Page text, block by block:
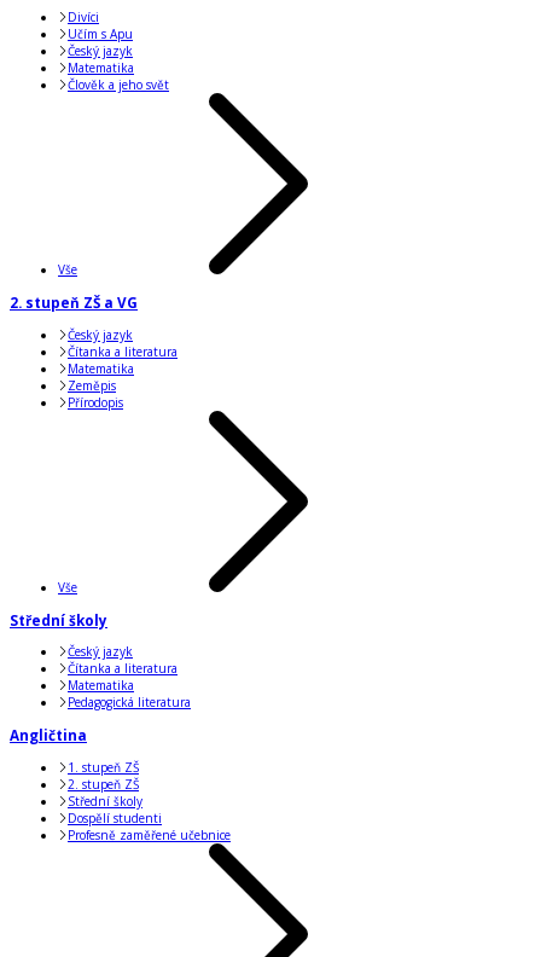
Divíci
Učím s Apu
Český jazyk
Matematika
Člověk a jeho svět
Vše
2. stupeň ZŠ a VG
Český jazyk
Čítanka a literatura
Matematika
Zeměpis
Přírodopis
Vše
Střední školy
Český jazyk
Čítanka a literatura
Matematika
Pedagogická literatura
Angličtina
1. stupeň ZŠ
2. stupeň ZŠ
Střední školy
Dospělí studenti
Profesně zaměřené učebnice